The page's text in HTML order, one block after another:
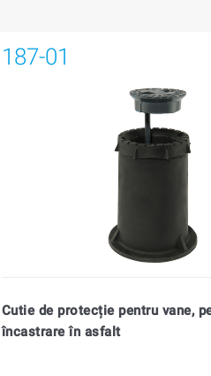
187-01
Cutie de protecție pentru vane,
încastrare în asfalt